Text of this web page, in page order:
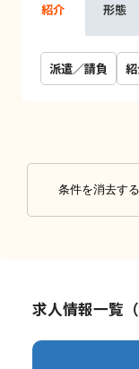
紹介
形態
派遣／請負
条件を消去する
求人情報一覧